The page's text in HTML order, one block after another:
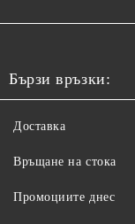
Бързи връзки:
Доставка
Връщане на стока
Промоциите днес